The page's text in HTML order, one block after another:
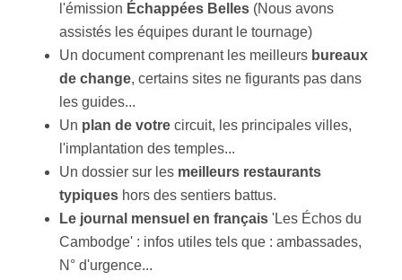
l'émission Échappées Belles (Nous avons
assistés les équipes durant le tournage)
Un document comprenant les meilleurs bureaux
de change, certains sites ne figurants pas dans
les guides...
Un plan de votre circuit, les principales villes,
l'implantation des temples...
Un dossier sur les meilleurs restaurants
typiques hors des sentiers battus.
Le journal mensuel en français 'Les Échos du
Cambodge' : infos utiles tels que : ambassades,
N° d'urgence...